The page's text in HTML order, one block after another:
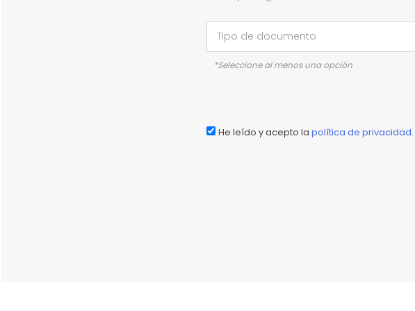
*Seleccione al menos una opción
He leído y acepto la política de privacidad.